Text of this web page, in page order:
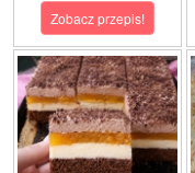
Zobacz przepis!